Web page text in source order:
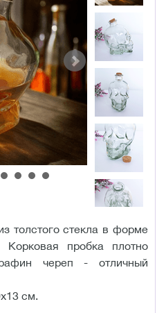
толстого стекла в форме
Корковая пробка плотно
череп - отличный
см.